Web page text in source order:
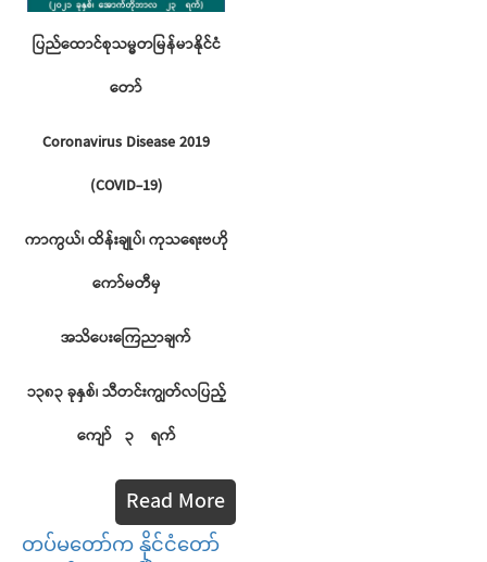
ပြည်ထောင်စုသမ္မတမြန်မာနိုင်ငံ
တော်
Coronavirus Disease 2019
(COVID-19)
ကာကွယ်၊ ထိန်းချုပ်၊ ကုသရေးဗဟို
ကော်မတီမှ
အသိပေးကြေညာချက်
၁၃၈၃ ခုနှစ်၊ သီတင်းကျွတ်လပြည့်
ကျော် ၃ ရက်
Read More
တပ်မတော်က နိုင်ငံတော်